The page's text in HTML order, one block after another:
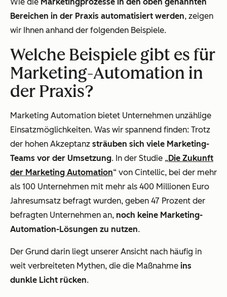
Wie die Marketingprozesse in den oben genannten
Bereichen in der Praxis automatisiert werden, zeigen
wir Ihnen anhand der folgenden Beispiele.
Welche Beispiele gibt es für
Marketing-Automation in
der Praxis?
Marketing Automation bietet Unternehmen unzählige
Einsatzmöglichkeiten. Was wir spannend finden: Trotz
der hohen Akzeptanz sträuben sich viele Marketing-
Teams vor der Umsetzung. In der Studie „Die Zukunft
der Marketing Automation“ von Cintellic, bei der mehr
als 100 Unternehmen mit mehr als 400 Millionen Euro
Jahresumsatz befragt wurden, geben 47 Prozent der
befragten Unternehmen an, noch keine Marketing-
Automation-Lösungen zu nutzen.
Der Grund darin liegt unserer Ansicht nach häufig in
weit verbreiteten Mythen, die die Maßnahme ins
dunkle Licht rücken.